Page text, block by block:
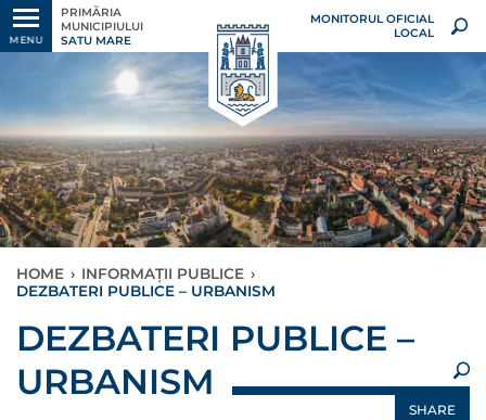
MENU
PRIMĂRIA
MUNICIPIULUI
SATU MARE
MONITORUL OFICIAL
LOCAL
HOME › INFORMAȚII PUBLICE ›
DEZBATERI PUBLICE – URBANISM
DEZBATERI PUBLICE –
URBANISM
SHARE